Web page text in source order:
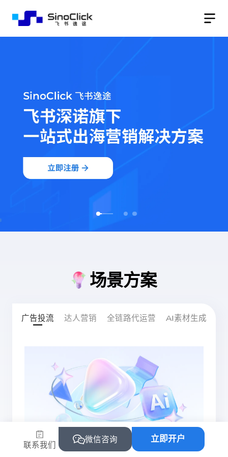
场景方案
广告投流 达人营销 全链路代运营 AI素材生成
联系我们
微信咨询 立即开户